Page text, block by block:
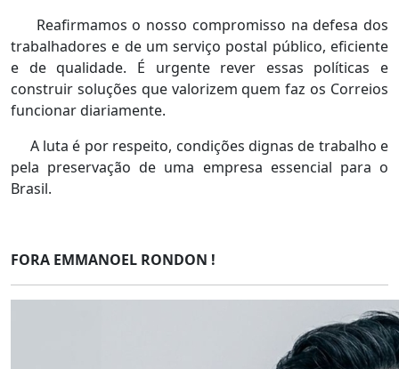
Reafirmamos o nosso compromisso na defesa dos
trabalhadores e de um serviço postal público, eficiente
e de qualidade. É urgente rever essas políticas e
construir soluções que valorizem quem faz os Correios
funcionar diariamente.
A luta é por respeito, condições dignas de trabalho e
pela preservação de uma empresa essencial para o
Brasil.
FORA EMMANOEL RONDON !